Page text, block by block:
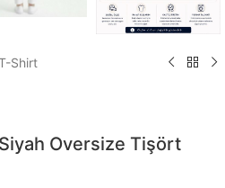
Shirt
Oversize Tişört